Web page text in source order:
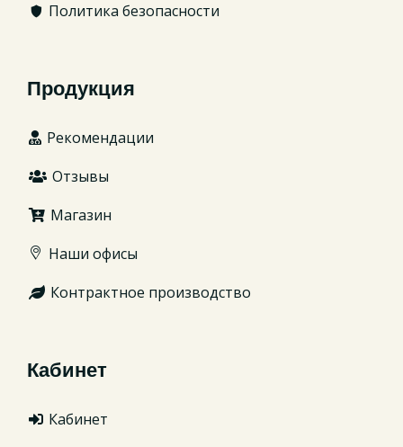
Политика безопасности
Продукция
Рекомендации
Отзывы
Магазин
Наши офисы
Контрактное производство
Кабинет
Кабинет